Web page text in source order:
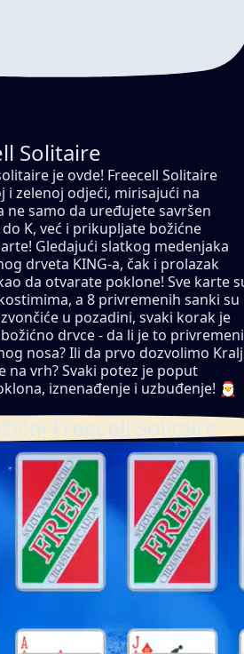
Solitaire
je ovde! Freecell Solitaire
i zelenoj odjeći, mirisajući na
ne samo da uređujete savršen
K, već i prikupljate božićne
Gledajući slatkog medenjaka
drveta KING-a, čak i prolazak
da otvarate poklone! Sve karte
a 8 privremenih sanki su
u pozadini, svaki korak je
drvce - da li je to privremeni
nosa? Ili da prvo dozvolimo
na vrh? Svaki potez je poput
iznenađenje i uzbuđenje! 🎅
Freecell Solitaire